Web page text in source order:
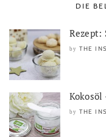
DIE
Rezept:
by THE
by THE